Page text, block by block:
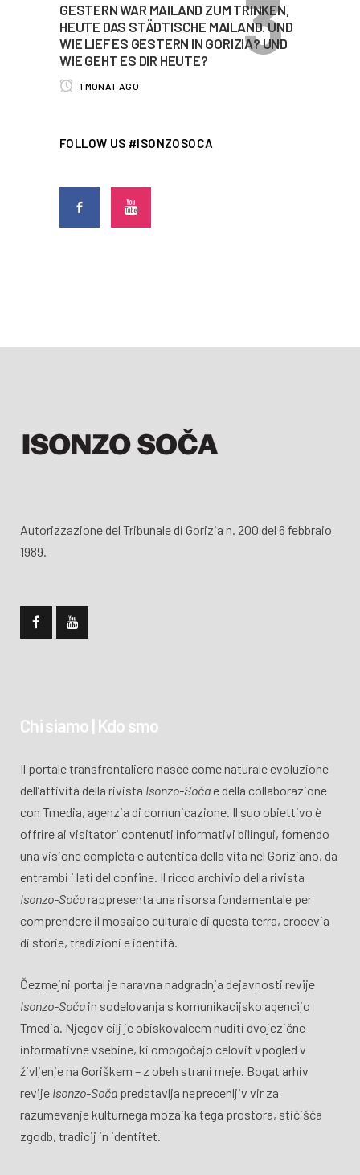
GESTERN WAR MAILAND ZUM TRINKEN,
HEUTE DAS STÄDTISCHE MAILAND. UND
WIE LIEF ES GESTERN IN GORIZIA? UND
WIE GEHT ES DIR HEUTE?
1 MONAT AGO
FOLLOW US #ISONZOSOCA
Autorizzazione del Tribunale di Gorizia n. 200 del 6 febbraio
1989.
Chi siamo | Kdo smo
Il portale transfrontaliero nasce come naturale evoluzione
dell’attività della rivista Isonzo-Sočae della collaborazione
con Tmedia, agenzia di comunicazione. Il suo obiettivo è
offrire ai visitatori contenuti informativi bilingui, fornendo
una visione completa e autentica della vita nel Goriziano, da
entrambi i lati del confine. Il ricco archivio della rivista
Isonzo-Sočarappresenta una risorsa fondamentale per
comprendere il mosaico culturale di questa terra, crocevia
di storie, tradizioni e identità.
Čezmejni portal je naravna nadgradnja dejavnosti revije
Isonzo-Soča in sodelovanja s komunikacijsko agencijo
Tmedia. Njegov cilj je obiskovalcem nuditi dvojezične
informativne vsebine, ki omogočajo celovit vpogled v
življenje na Goriškem – z obeh strani meje. Bogat arhiv
revije Isonzo-Soča predstavlja neprecenljiv vir za
razumevanje kulturnega mozaika tega prostora, stičišča
zgodb, tradicij in identitet.